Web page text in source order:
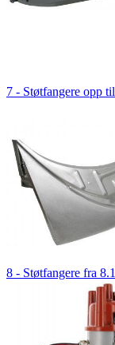
7 - Støtfangere opp
8 - Støtfangere fra